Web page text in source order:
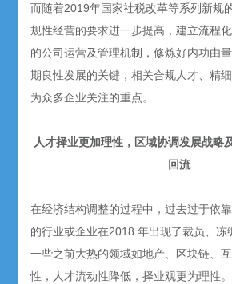
而随着2019年国家社税改革等系列新规
规性经营的要求进一步提高，建立流程
的公司运营及管理机制，修炼好内功由
期良性发展的关键，相关合规人才、精
为众多企业关注的重点。
人才择业更加理性，区域协调发展战略
回流
在经济结构调整的过程中，过去过于依
的行业或企业在2018 年出现了裁员、冻
一些之前大热的领域如地产、区块链、
性，人才流动性降低，择业观更为理性